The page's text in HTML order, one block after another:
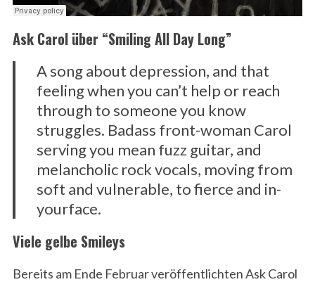
Ask Carol über “Smiling All Day Long”
A song about depression, and that
feeling when you can’t help or reach
through to someone you know
struggles. Badass front-woman Carol
serving you mean fuzz guitar, and
melancholic rock vocals, moving from
soft and vulnerable, to fierce and in-
yourface.
Viele gelbe Smileys
Bereits am Ende Februar veröffentlichten Ask Carol